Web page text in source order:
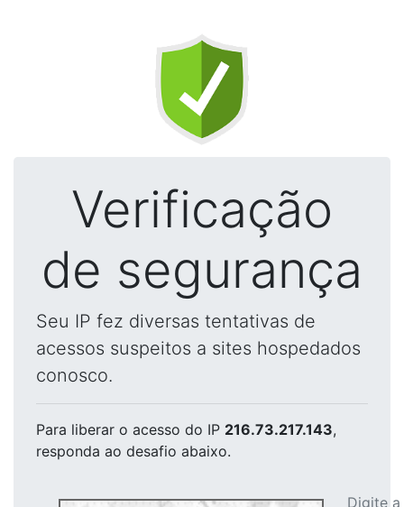
Verificação
de segurança
Seu IP fez diversas tentativas de
acessos suspeitos a sites hospedados
conosco.
Para liberar o acesso do IP 216.73.217.143,
responda ao desafio abaixo.
Digite